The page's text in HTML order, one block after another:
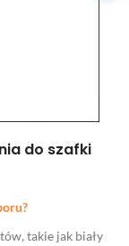
do szafki
takie jak biały